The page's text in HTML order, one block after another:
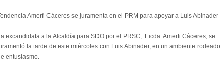
Amerfi Cáceres se juramenta en el PRM para apoyar a Luis Abinader
excandidata a la Alcaldía para SDO por el PRSC, Licda. Amerfi Cáceres, se
la tarde de este miércoles con Luis Abinader, en un ambiente rodeado
entusiasmo.